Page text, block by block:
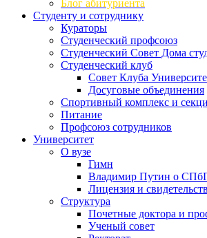
Блог абитуриента
Студенту и сотруднику
Кураторы
Студенческий профсоюз
Студенческий Совет Дома
Студенческий клуб
Совет Клуба
Досуговые объединения
Спортивный комплекс и
Питание
Профсоюз сотрудников
Университет
О вузе
Гимн
Владимир Путин о
Лицензия и
Структура
Почетные доктора и
Ученый совет